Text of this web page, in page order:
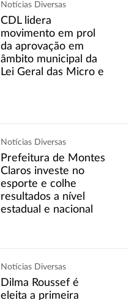
Notícias Diversas
CDL lidera
movimento em prol
da aprovação em
âmbito municipal da
Lei Geral das Micro e
Notícias Diversas
Prefeitura de Montes
Claros investe no
esporte e colhe
resultados a nível
estadual e nacional
Notícias Diversas
Dilma Roussef é
eleita a primeira